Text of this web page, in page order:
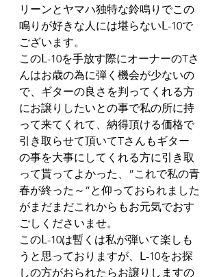
リーンとヤマハ独特な鈴鳴りでこの
鳴りが好きな人には堪らないⅬ-10で
ございます。
このⅬ-10を手放す際にオーナーのTさ
んはお歳の為に弾く機会が少ないの
で、ギターの良さを判ってくれる方
にお譲りしたいとの事で私の所に持
って来てくれて、納得頂ける価格で
引き取らせて頂いてTさんもギター
の事を大事にしてくれる方に引き取
って貰ってよかった、”これで私の青
春が終った～”と仰っておられました
がまだまだこれからもお元気でおす
ごしくださいませ。
このⅬ-10は暫くは私が弾いて楽しも
うと思っておりますが、Ⅼ-10をお探
しの方がおられたらお譲りしますの